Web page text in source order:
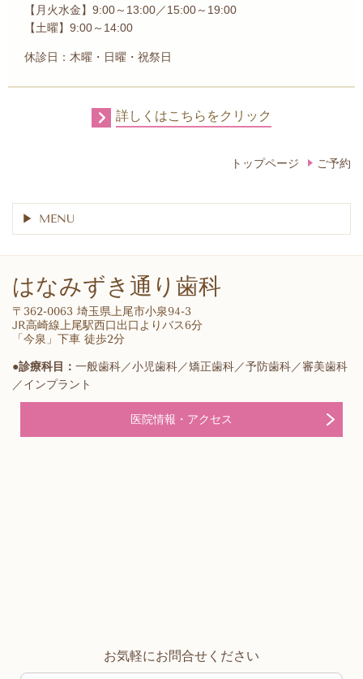
【 月火水金】9:00～13:00／15:00～19:00
【土曜】9:00～14:00
休診日：木曜・日曜・祝祭日
詳しくはこちらをクリック
トップページ ご予約
MENU
はなみずき通り歯科
〒362-0063 埼玉県上尾市小泉94-3
JR高崎線上尾駅西口出口よりバス6分
「今泉」下車 徒歩2分
●診療科目： 一般歯科／小児歯科／矯正歯科／予防歯科／審美歯科
／インプラント
医院情報・アクセス
お気軽にお問合せください